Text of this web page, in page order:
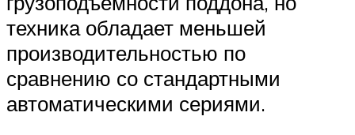
техника обладает меньшей
производительностью по
сравнению со стандартными
автоматическими сериями.